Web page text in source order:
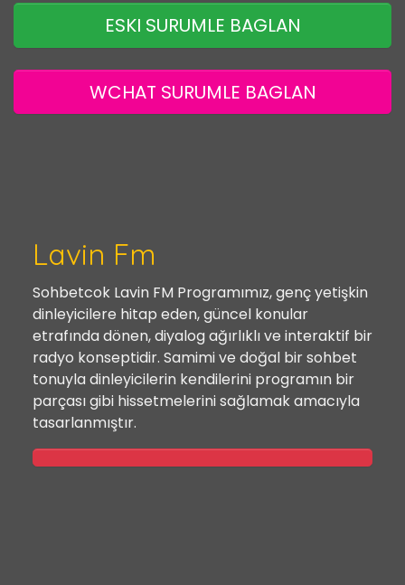
ESKI SURUMLE BAGLAN
WCHAT SURUMLE BAGLAN
Lavin Fm
Sohbetcok Lavin FM Programımız, genç yetişkin
dinleyicilere hitap eden, güncel konular
etrafında dönen, diyalog ağırlıklı ve interaktif bir
radyo konseptidir. Samimi ve doğal bir sohbet
tonuyla dinleyicilerin kendilerini programın bir
parçası gibi hissetmelerini sağlamak amacıyla
tasarlanmıştır.